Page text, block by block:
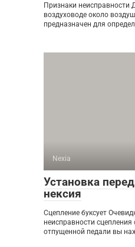
Признаки неисправности
воздуховоде около
предназначен для
Nexia
Установка
нексия
Сцепление буксует
неисправности
отпущенной педали вы